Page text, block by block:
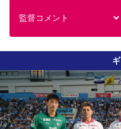
監督コメント